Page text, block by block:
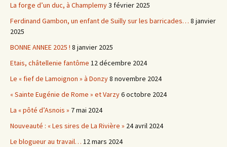
La forge d’un duc, à Champlemy3 février 2025
Ferdinand Gambon, un enfant de Suilly sur les barricades… 8 janvier
2025
BONNE ANNEE 2025 ! 8 janvier 2025
Etais, châtellenie fantôme 12 décembre 2024
Le « fief de Lamoignon » à Donzy8 novembre 2024
« Sainte Eugénie de Rome » et Varzy6 octobre 2024
La « pôté d’Asnois » 7 mai 2024
Nouveauté : « Les sires de La Rivière » 24 avril 2024
Le blogueur au travail… 12 mars 2024